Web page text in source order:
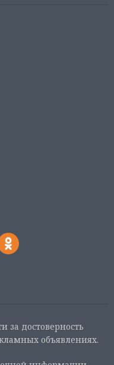
за достоверность
объявлениях.